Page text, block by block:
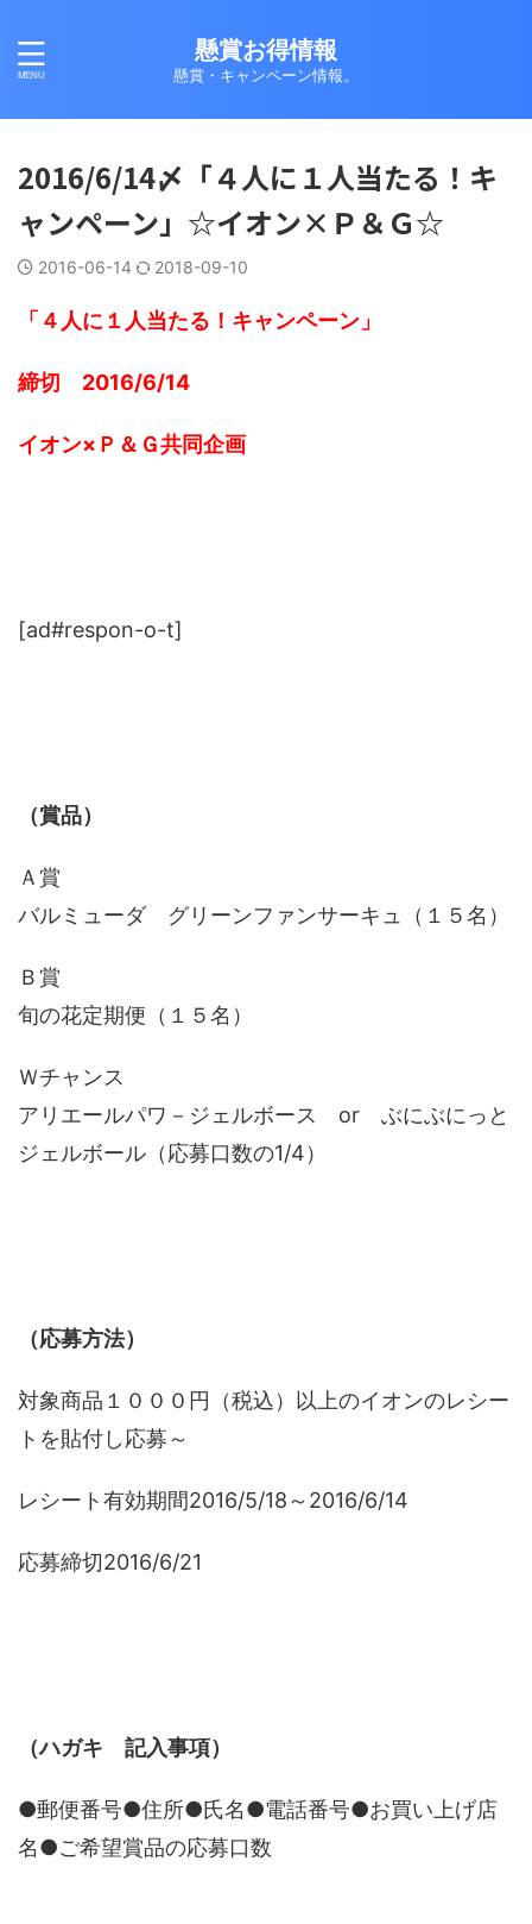
懸賞お得情報
懸賞・キャンペーン情報。
2016/6/14〆「４人に１人当たる！キ
ャンペーン」☆イオン×Ｐ＆Ｇ☆
2016-06-14 2018-09-10
「４人に１人当たる！キャンペーン」
締切 2016/6/14
イオン×Ｐ＆Ｇ共同企画
[ad#respon-o-t]
（賞品）
Ａ賞
バルミューダ グリーンファンサーキュ（１５名）
Ｂ賞
旬の花定期便（１５名）
Ｗチャンス
アリエールパワ－ジェルボース or ぶにぶにっと
ジェルボール（応募口数の1/4）
（応募方法）
対象商品１０００円（税込）以上のイオンのレシー
トを貼付し応募～
レシート有効期間2016/5/18～2016/6/14
応募締切2016/6/21
（ハガキ 記入事項）
●郵便番号●住所●氏名●電話番号●お買い上げ店
名●ご希望賞品の応募口数